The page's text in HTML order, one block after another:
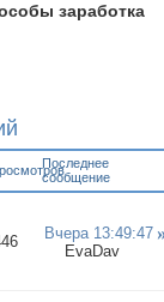
заработка
Последнее
сообщение
Вчера 13:49:47
EvaDav